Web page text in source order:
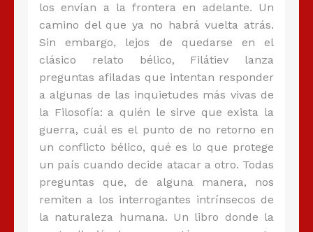
los envían a la frontera en adelante. Un
camino del que ya no habrá vuelta atrás.
Sin embargo, lejos de quedarse en el
clásico relato bélico, Filátiev lanza
preguntas afiladas que intentan responder
a algunas de las inquietudes más vivas de
la Filosofía: a quién le sirve que exista la
guerra, cuál es el punto de no retorno en
un conflicto bélico, qué es lo que protege
un país cuando decide atacar a otro. Todas
preguntas que, de alguna manera, nos
remiten a los interrogantes intrínsecos de
la naturaleza humana. Un libro donde la